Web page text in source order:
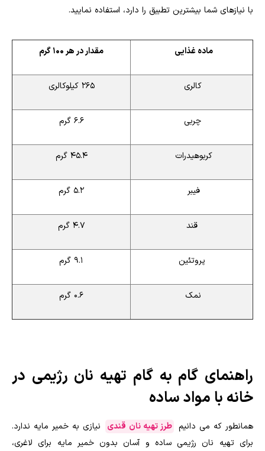
با نیازهای شما بیشترین تطبیق را دارد، استفاده نمایید.
ماده غذایی مقدار در هر 100 گرم
کالری 265 کیلوکالری
چربی 6.6 گرم
کربوهیدرات 45.4 گرم
فیبر 5.2 گرم
قند 4.7 گرم
پروتئین 9.1 گرم
نمک 0.6 گرم
راهنمای گام به گام تهیه نان رژیمی در
خانه با مواد ساده
همانطور که می دانیم طرز تهیه نان قندی
نیازی به خمیر مایه ندارد.
برای تهیه نان رژیمی ساده و آسان بدون خمیر مایه برای لاغری،